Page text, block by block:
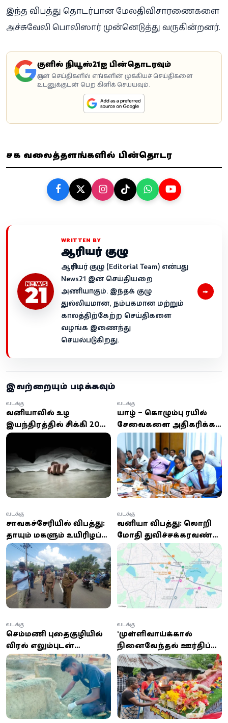
இந்த விபத்து தொடர்பான மேலதிக விசாரணைகளை
அச்சுவேலி பொலிஸார் முன்னெடுத்து வருகின்றனர்.
கூகுளில் நியூஸ்21ஐ பின்தொடரவும்
கூகுள் செய்திகளில் எங்களின் முக்கியச் செய்திகளை
உடனுக்குடன் பெற கிளிக் செய்யவும்.
சமூக வலைத்தளங்களில் பின்தொடர
WRITTEN BY
ஆசிரியர் குழு
ஆசிரியர் குழு (Editorial Team) என்பது
News21 இன் செய்தியறை
அணியாகும். இந்தக் குழு
துல்லியமான, நம்பகமான மற்றும்
காலத்திற்கேற்ற செய்திகளை
வழங்க இணைந்து
செயல்படுகிறது.
→
இவற்றையும் படிக்கவும்
வவுனியாவில் உழவு
இயந்திரத்தில் சிக்கி 20
வயது இளைஞன்
வடக்கு
யாழ் – கொழும்பு ரயில்
சேவைகளை அதிகரிக்க
நடவடிக்கை: ஆளுநர்
செயலகத்தில் உயர்மட்ட
கலந்துரையாடல்
வடக்கு
சாவகச்சேரியில் விபத்து:
தாயும் மகளும் உயிரிழப்பு;
டிப்பர் ஓட்டுநர் கைது
வடக்கு
வவுனியா விபத்து: லொறி
மோதி துவிச்சக்கரவண்டி
ஓட்டுநர் பலி –
தப்பியோடிய சாரதி
வடக்கு
செம்மணி புதைகுழியில்
விரல் எலும்புடன்
இணைந்திருந்த
மோதிரம் மீட்பு
வடக்கு
‘முள்ளிவாய்க்கால்
நினைவேந்தல் ஊர்திப்
பவனி’: வவுனியாவில்
உணர்வெழுச்சி அஞ்சலி!
வடக்கு